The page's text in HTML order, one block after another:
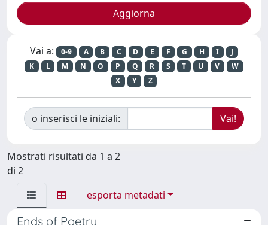
Vai a: 0-9 A B C D E F G H I
J
K
L M N O P Q R S T U V
W
X
Y Z
o inserisci le iniziali:
Mostrati risultati da 1 a 2
di 2
esporta metadati
Ends of Poetry